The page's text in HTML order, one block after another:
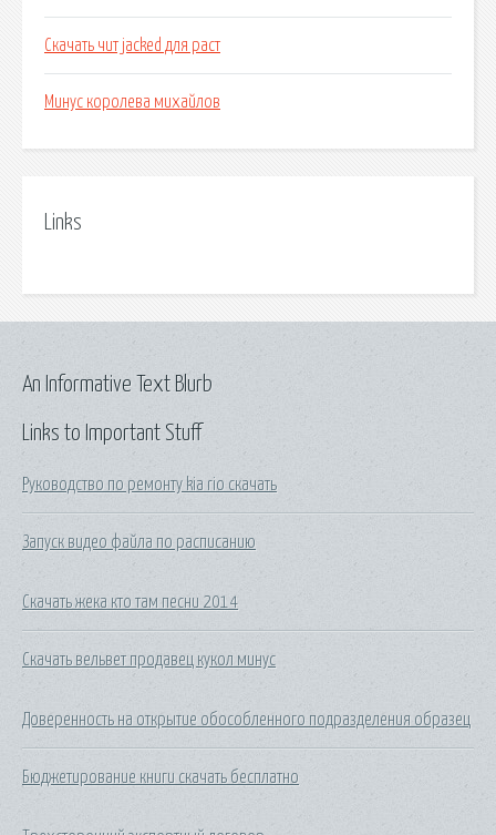
Скачать чит jacked для раст
Минус королева михайлов
Links
Links to Important Stuff
Руководство по ремонту kia rio скачать
Запуск видео файла по расписанию
Скачать жека кто там песни 2014
Скачать вельвет продавец кукол минус
Доверенность на открытие обособленного подразделения образец
Бюджетирование книги скачать бесплатно
An Informative Text Blurb